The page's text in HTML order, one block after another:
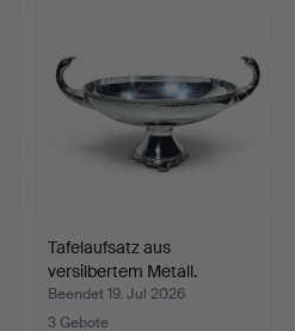
Tafelaufsatz aus
versilbertem Metall.
Beendet 19. Jul 2026
3 Gebote